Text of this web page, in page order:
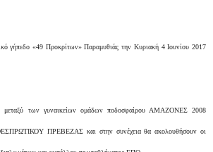
γήπεδο «49 Προκρίτων» Παραμυθιάς την Κυριακή 4 Ιουνίου 2017
μεταξύ των γυναικείων ομάδων ποδοσφαίρου ΑΜΑΖΟΝΕΣ 2008
ΠΡΕΒΕΖΑΣ και στην συνέχεια θα ακολουθήσουν οι